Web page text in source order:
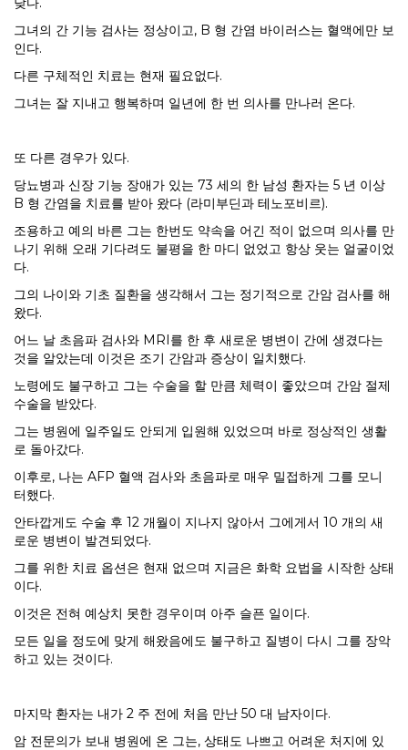
그녀의 간 기능 검사는 정상이고, B 형 간염 바이러스는 혈액에만 보
인다.
다른 구체적인 치료는 현재 필요없다.
그녀는 잘 지내고 행복하며 일년에 한 번 의사를 만나러 온다.
또 다른 경우가 있다.
당뇨병과 신장 기능 장애가 있는 73 세의 한 남성 환자는 5 년 이상
B 형 간염을 치료를 받아 왔다 (라미부딘과 테노포비르).
조용하고 예의 바른 그는 한번도 약속을 어긴 적이 없으며 의사를 만
나기 위해 오래 기다려도 불평을 한 마디 없었고 항상 웃는 얼굴이었
다.
그의 나이와 기초 질환을 생각해서 그는 정기적으로 간암 검사를 해
왔다.
어느 날 초음파 검사와 MRI를 한 후 새로운 병변이 간에 생겼다는
것을 알았는데 이것은 조기 간암과 증상이 일치했다.
노령에도 불구하고 그는 수술을 할 만큼 체력이 좋았으며 간암 절제
수술을 받았다.
그는 병원에 일주일도 안되게 입원해 있었으며 바로 정상적인 생활
로 돌아갔다.
이후로, 나는 AFP 혈액 검사와 초음파로 매우 밀접하게 그를 모니
터했다.
안타깝게도 수술 후 12 개월이 지나지 않아서 그에게서 10 개의 새
로운 병변이 발견되었다.
그를 위한 치료 옵션은 현재 없으며 지금은 화학 요법을 시작한 상태
이다.
이것은 전혀 예상치 못한 경우이며 아주 슬픈 일이다.
모든 일을 정도에 맞게 해왔음에도 불구하고 질병이 다시 그를 장악
하고 있는 것이다.
마지막 환자는 내가 2 주 전에 처음 만난 50 대 남자이다.
암 전문의가 보내 병원에 온 그는, 상태도 나쁘고 어려운 처지에 있